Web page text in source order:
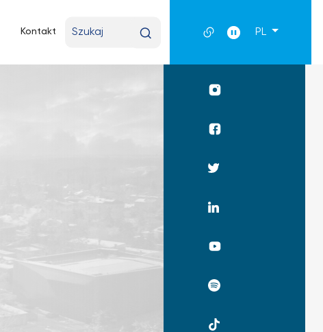
Kontakt
wyszukiwaną
PL
Profil
Profil
Profil
Profil
Linkedin
UKSW
UKSW
UKSW